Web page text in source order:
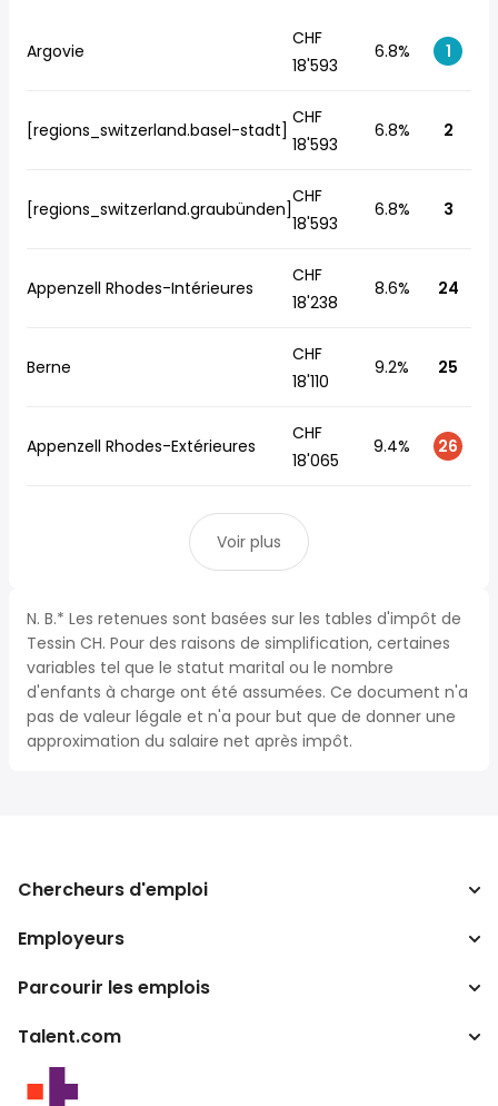
Argovie
CHF
18'593
6.8% 1
[regions_switzerland.basel-stadt]
CHF
18'593
6.8% 2
[regions_switzerland.graubünden]
CHF
18'593
6.8% 3
Appenzell Rhodes-Intérieures
CHF
18'238
8.6% 24
Berne
CHF
18'110
9.2% 25
Appenzell Rhodes-Extérieures
CHF
18'065
9.4% 26
Voir plus
N. B.* Les retenues sont basées sur les tables d'impôt de
Tessin CH. Pour des raisons de simplification, certaines
variables tel que le statut marital ou le nombre
d'enfants à charge ont été assumées. Ce document n'a
pas de valeur légale et n'a pour but que de donner une
approximation du salaire net après impôt.
Chercheurs d'emploi
Recherche d'emploi
Recherche de salaire
Convertisseur de salaire
Employeurs
Entreprises
Parcourir les emplois
Recherches populaires
Par lieu
Talent.com
Autres pays